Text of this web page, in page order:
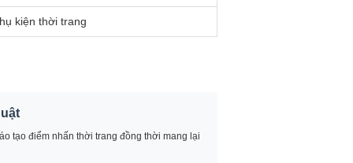
kiện thời trang
tạo điểm nhấn thời trang đồng thời mang lại